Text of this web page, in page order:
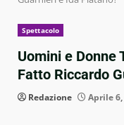
Spettacolo
Uomini e Donne
Fatto Riccardo
Redazione Aprile 6,